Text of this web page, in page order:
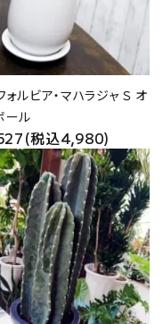
ォルビア・マハラジャ Ｓ オ
ール
税込4,980)
favorite